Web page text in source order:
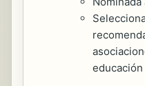
educación